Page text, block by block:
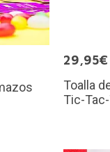
29,95€
Toalla
Tic-